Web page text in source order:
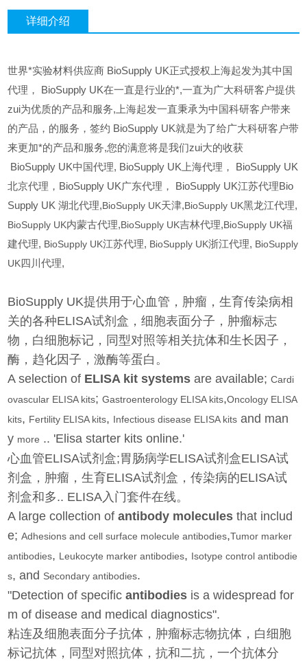
详细介绍
世界*实验材料供应商 BioSupply UK正式授权上海起发为其中国
代理， BioSupply UK在一直是行业的*,一直为广大科研客户提供
zui为优质的产品和服务,上海起发一直秉承为中国科研客户带来
的产品，的服务，签约 BioSupply UK就是为了给广大科研客户带
来更加*的产品和服务,您的满意将是我们zui大的收获
BioSupply UK中国代理, BioSupply UK上海代理， BioSupply UK
北京代理，BioSupply UK广东代理， BioSupply UK江苏代理Bio
Supply UK 湖北代理,BioSupply UK天津,BioSupply UK黑龙江代理,
BioSupply UK内蒙古代理,BioSupply UK吉林代理,BioSupply UK福
建代理, BioSupply UK江苏代理, BioSupply UK浙江代理, BioSupply
UK四川代理,
BioSupply UK提供用于心血管，肿瘤，生育传染病相
关的各种ELISA试剂盒，细胞表面分子，肿瘤标志
物，白细胞标记，同型对照等相关抗体和生长因子，
酶，趋化因子，激酶等蛋白。
A selection of ELISA kit systems are available;Cardi
ovascular ELISA kits;Gastroenterology ELISA kits,Oncology ELISA
kits, Fertility ELISA kits, Infectious disease ELISA kits and man
y more .. 'Elisa starter kits online.'
心血管ELISA试剂盒;胃肠病学ELISA试剂盒ELISA试
剂盒，肿瘤，生育ELISA试剂盒，传染病的ELISA试
剂盒和多.. ELISA入门套件在线。
A large collection ofantibody molecules that includ
e;Adhesions and cell surface molecule antibodies,Tumor marker
antibodies, Leukocyte marker antibodies, Isotype control antibodie
s, and Secondary antibodies.
"Detection of specificantibodies is a widespread for
m of disease and medical diagnostics".
粘连及细胞表面分子抗体，肿瘤标志物抗体，白细胞
标记抗体，同型对照抗体，抗和二抗，一个抗体分